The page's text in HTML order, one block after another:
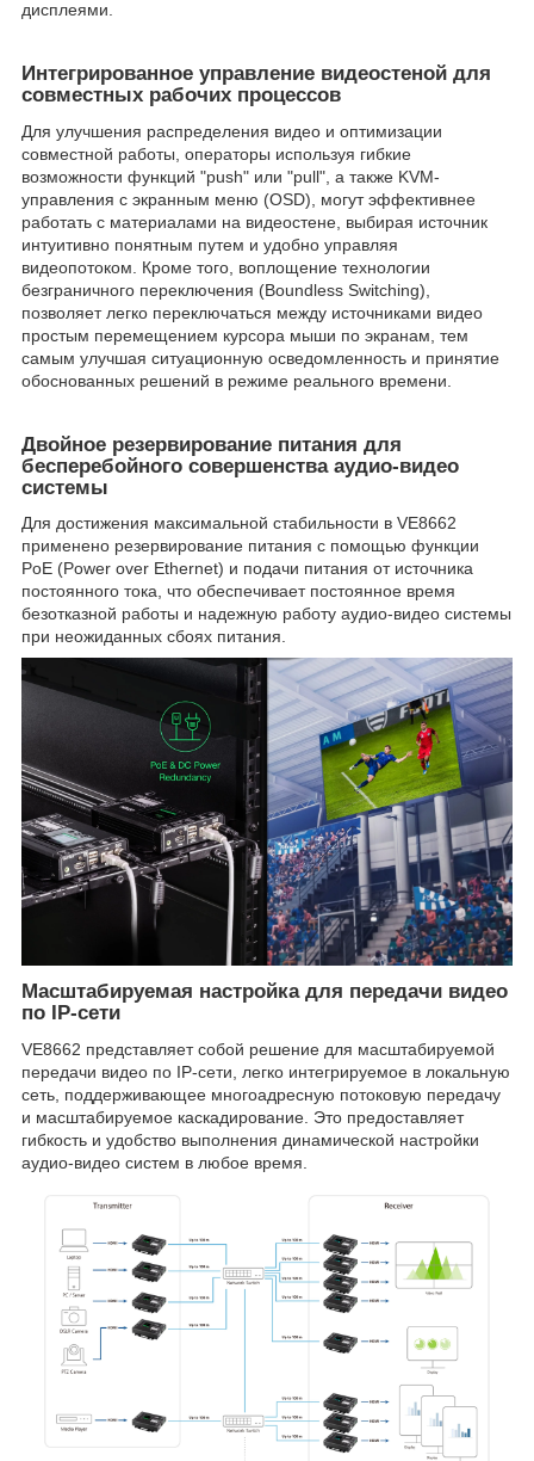
дисплеями.
Интегрированное управление видеостеной для
совместных рабочих процессов
Для улучшения распределения видео и оптимизации
совместной работы, операторы используя гибкие
возможности функций "push" или "pull", а также KVM-
управления с экранным меню (OSD), могут эффективнее
работать с материалами на видеостене, выбирая источник
интуитивно понятным путем и удобно управляя
видеопотоком. Кроме того, воплощение технологии
безграничного переключения (Boundless Switching),
позволяет легко переключаться между источниками видео
простым перемещением курсора мыши по экранам, тем
самым улучшая ситуационную осведомленность и принятие
обоснованных решений в режиме реального времени.
Двойное резервирование питания для
бесперебойного совершенства аудио-видео
системы
Для достижения максимальной стабильности в VE8662
применено резервирование питания с помощью функции
PoE (Power over Ethernet) и подачи питания от источника
постоянного тока, что обеспечивает постоянное время
безотказной работы и надежную работу аудио-видео системы
при неожиданных сбоях питания.
Масштабируемая настройка для передачи видео
по IP-сети
VE8662 представляет собой решение для масштабируемой
передачи видео по IP-сети, легко интегрируемое в локальную
сеть, поддерживающее многоадресную потоковую передачу
и масштабируемое каскадирование. Это предоставляет
гибкость и удобство выполнения динамической настройки
аудио-видео систем в любое время.